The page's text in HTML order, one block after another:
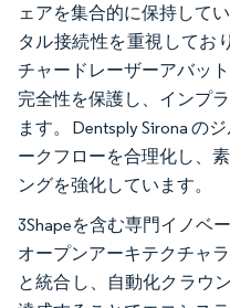
ェアを集合的に保持して
タル接続性を重視してお
チャードレーザーアバッ
完全性を保護し、インプ
ます。Dentsply Sirona の
ークフローを合理化し、
ングを強化しています。
3Shapeを含む専門イノベ
オープンアーキテクチャ
と統合し、自動化クラウ